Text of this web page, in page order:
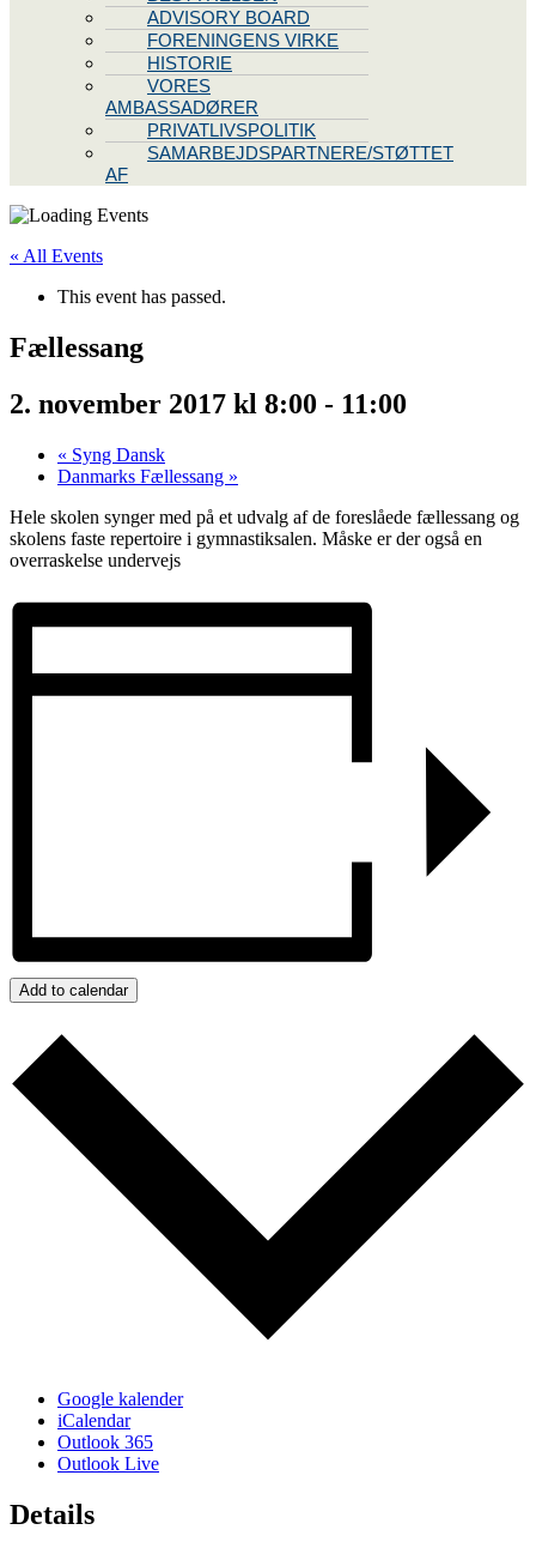
ADVISORY BOARD
FORENINGENS VIRKE
HISTORIE
VORES
AMBASSADØRER
PRIVATLIVSPOLITIK
SAMARBEJDSPARTNERE/STØTTET
AF
« All Events
This event has passed.
Fællessang
2. november 2017 kl 8:00 - 11:00
« Syng Dansk
Danmarks Fællessang »
Hele skolen synger med på et udvalg af de foreslåede fællessang og
skolens faste repertoire i gymnastiksalen. Måske er der også en
overraskelse undervejs
Add to calendar
Google kalender
iCalendar
Outlook 365
Outlook Live
Details